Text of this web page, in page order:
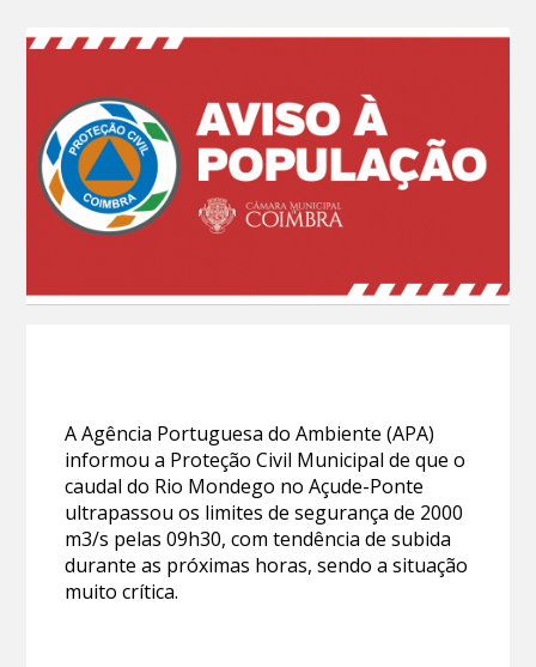
A Agência Portuguesa do Ambiente (APA)
informou a Proteção Civil Municipal de que o
caudal do Rio Mondego no Açude-Ponte
ultrapassou os limites de segurança de 2000
m3/s pelas 09h30, com tendência de subida
durante as próximas horas, sendo a situação
muito crítica.